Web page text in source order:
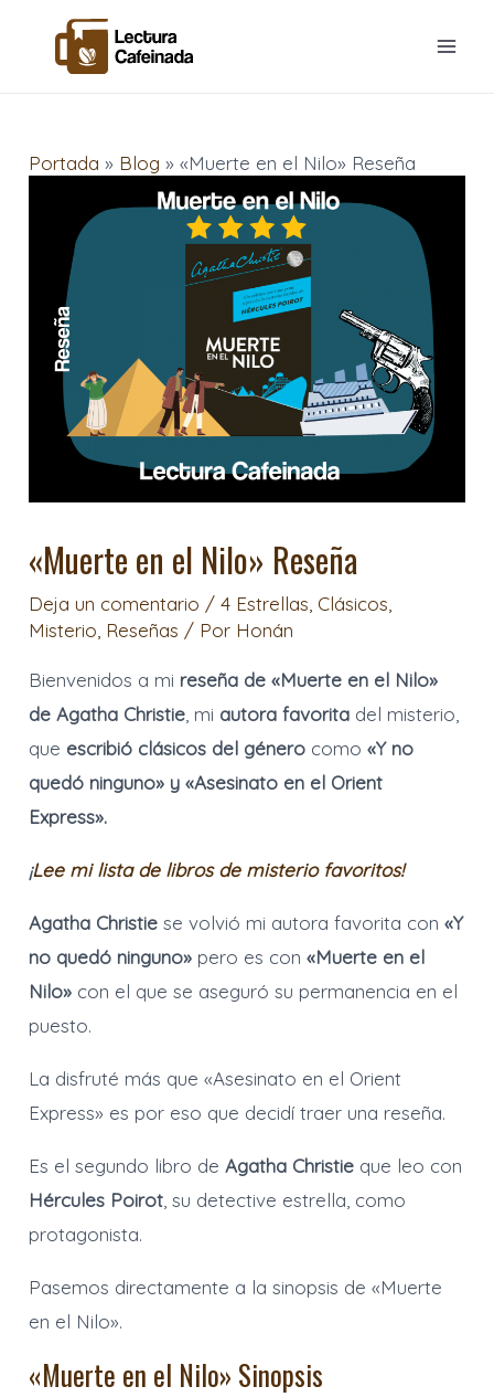
Portada » Blog »«Muerte en el Nilo» Reseña
«Muerte en el Nilo» Reseña
Deja un comentario /4 Estrellas, Clásicos,
Misterio, Reseñas / Por Honán
Bienvenidos a mi reseña de «Muerte en el Nilo»
de Agatha Christie, mi autora favorita del misterio,
que escribió clásicos del género como«Y no
quedó ninguno» y «Asesinato en el Orient
Express».
¡Lee mi lista de libros de misterio favoritos!
Agatha Christie se volvió mi autora favorita con«Y
no quedó ninguno» pero es con«Muerte en el
Nilo» con el que se aseguró su permanencia en el
puesto.
La disfruté más que «Asesinato en el Orient
Express» es por eso que decidí traer una reseña.
Es el segundo libro deAgatha Christie que leo con
Hércules Poirot, su detective estrella, como
protagonista.
Pasemos directamente a la sinopsis de «Muerte
en el Nilo».
«Muerte en el Nilo» Sinopsis
Navegación